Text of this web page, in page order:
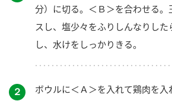
分）に切る。＜Ｂ＞を合わせる。
スし、塩少々をふりしんなりした
し、水けをしっかりきる。
２ ボウルに＜Ａ＞を入れて鶏肉を入